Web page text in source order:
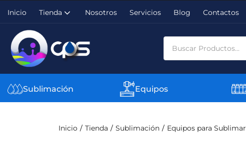
Inicio Tienda Nosotros Servicios Blog Contactos
Sublimación Equipos
Inicio Tienda Sublimación Equipos para Sublimar